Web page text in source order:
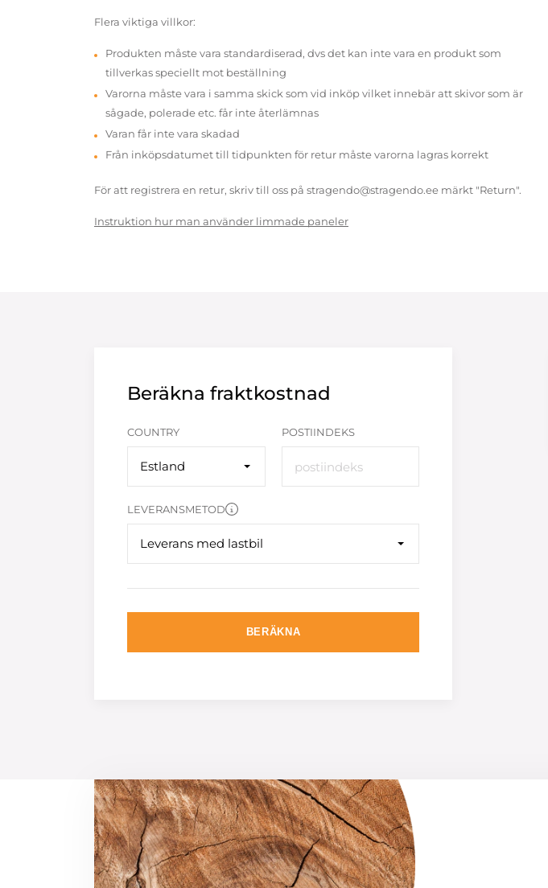
Flera viktiga villkor:
Produkten måste vara standardiserad, dvs det kan inte vara en produkt som
tillverkas speciellt mot beställning
Varorna måste vara i samma skick som vid inköp vilket innebär att skivor som är
sågade, polerade etc. får inte återlämnas
Varan får inte vara skadad
Från inköpsdatumet till tidpunkten för retur måste varorna lagras korrekt
För att registrera en retur, skriv till oss på stragendo@stragendo.ee märkt "Return".
Instruktion hur man använder limmade paneler
Beräkna fraktkostnad
COUNTRY
Estland
POSTIINDEKS
LEVERANSMETOD
Leverans med lastbil
BERÄKNA